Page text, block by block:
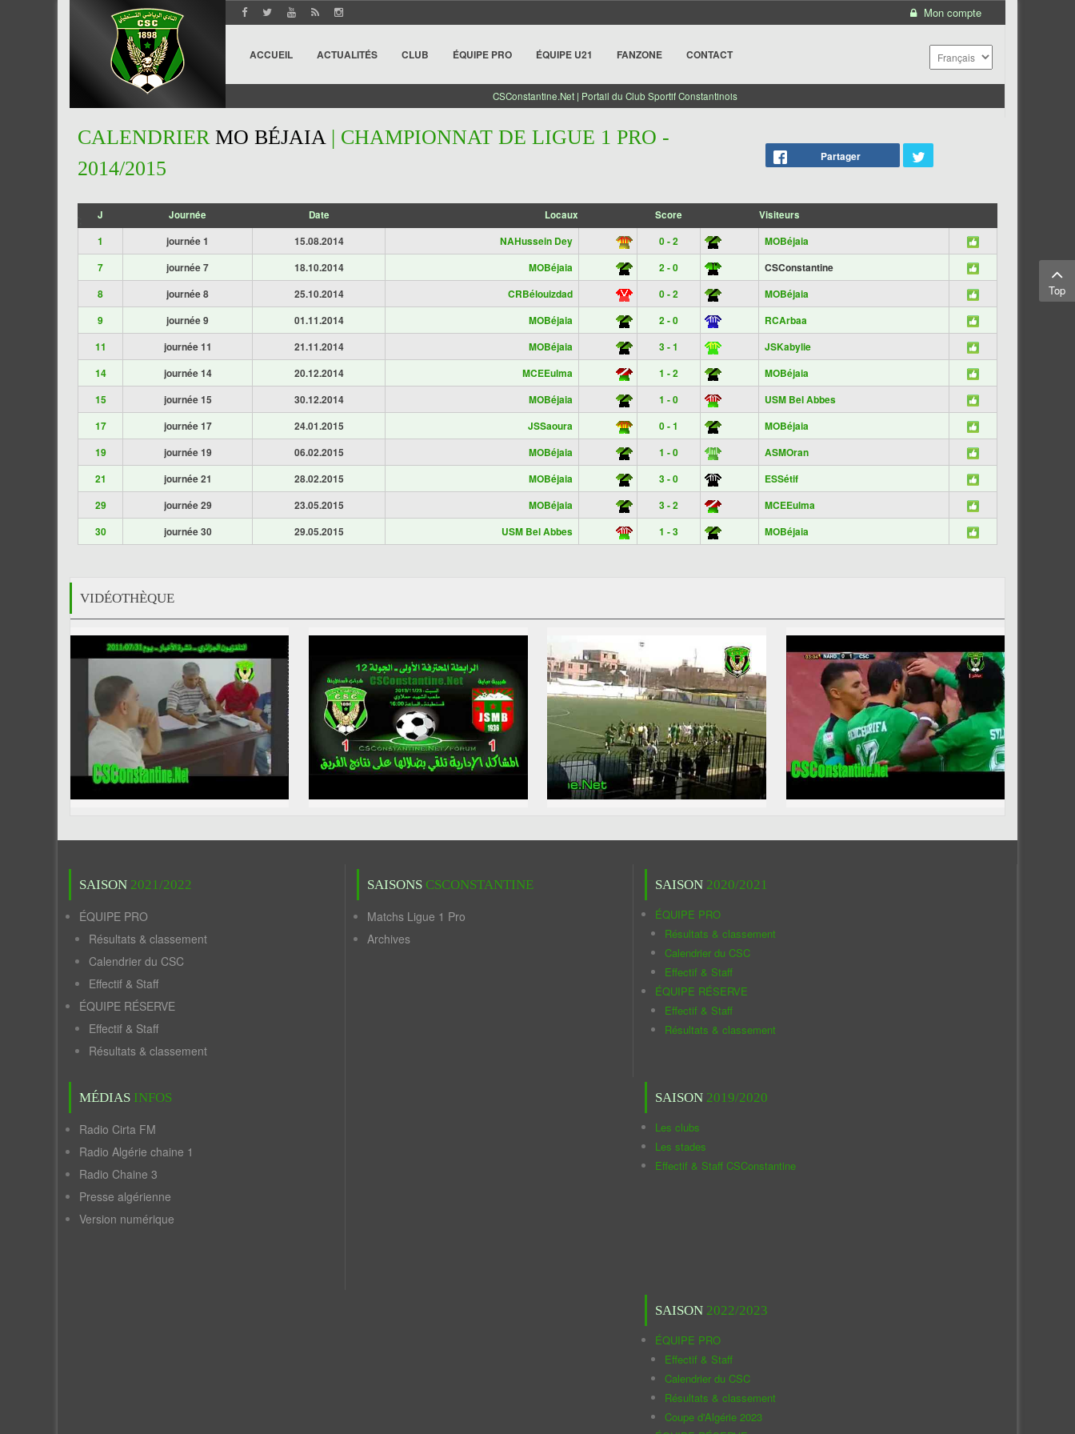
Mon compte
ACCUEIL ACTUALITÉS CLUB ÉQUIPE PRO ÉQUIPE U21 FANZONE CONTACT
CSConstantine.Net | Portail du Club Sportif Constantinois
CALENDRIER MO BÉJAIA| CHAMPIONNAT DE LIGUE 1 PRO -
2014/2015
Partager
J Journée Date Locaux Score Visiteurs
1 journée 1 15.08.2014 NAHussein Dey 0 - 2
MOBéjaia
7
journée 7 18.10.2014 MOBéjaia 2 - 0
CSConstantine
8
journée 8 25.10.2014 CRBélouizdad 0 - 2
MOBéjaia
9
journée 9 01.11.2014 MOBéjaia 2 - 0
RCArbaa
11
journée 11 21.11.2014 MOBéjaia 3 - 1
JSKabylie
14
journée 14 20.12.2014 MCEEulma 1 - 2
MOBéjaia
15
journée 15 30.12.2014 MOBéjaia 1 - 0
USM Bel Abbes
17
journée 17 24.01.2015 JSSaoura 0 - 1
MOBéjaia
19
journée 19 06.02.2015 MOBéjaia 1 - 0
ASMOran
21
journée 21 28.02.2015 MOBéjaia 3 - 0
ESSétif
29
journée 29 23.05.2015 MOBéjaia 3 - 2
MCEEulma
30
journée 30 29.05.2015 USM Bel Abbes 1 - 3 MOBéjaia
VIDÉOTHÈQUE
SAISON 2021/2022
ÉQUIPE PRO
Résultats & classement
Calendrier du CSC
Effectif & Staff
ÉQUIPE RÉSERVE
Effectif & Staff
Résultats & classement
MÉDIAS INFOS
Radio Cirta FM
Radio Algérie chaine 1
Radio Chaine 3
Presse algérienne
Version numérique
SAISONS CSCONSTANTINE
Matchs Ligue 1 Pro
Archives
SAISON 2020/2021
ÉQUIPE PRO
Résultats & classement
Calendrier du CSC
Effectif & Staff
ÉQUIPE RÉSERVE
Effectif & Staff
Résultats & classement
SAISON 2019/2020
Les clubs
Les stades
Effectif & Staff CSConstantine
SAISON 2022/2023
ÉQUIPE PRO
Effectif & Staff
Calendrier du CSC
Résultats & classement
Coupe d'Algérie 2023
Top